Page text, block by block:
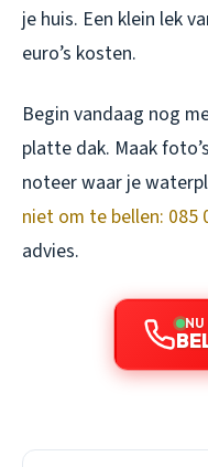
je huis. Een klein lek
euro’s kosten.
Begin vandaag nog
platte dak. Maak
noteer waar je
niet om te bellen: 085
advies.
NU